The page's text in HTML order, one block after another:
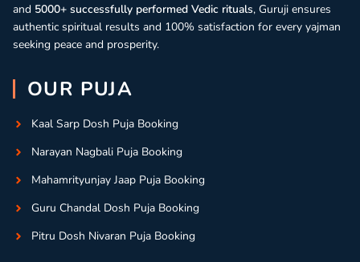
and 5000+ successfully performed Vedic rituals, Guruji ensures
authentic spiritual results and 100% satisfaction for every yajman
seeking peace and prosperity.
OUR PUJA
Kaal Sarp Dosh Puja Booking
Narayan Nagbali Puja Booking
Mahamrityunjay Jaap Puja Booking
Guru Chandal Dosh Puja Booking
Pitru Dosh Nivaran Puja Booking